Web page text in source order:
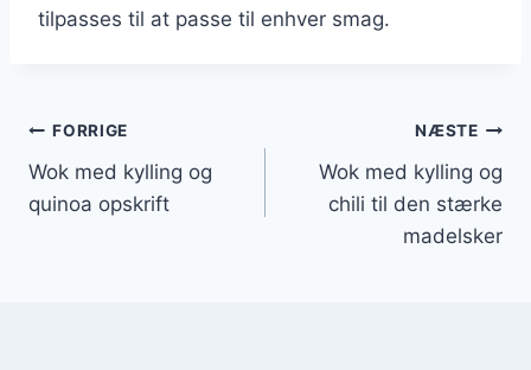
tilpasses til at passe til enhver smag.
Indlægsnavigation
FORRIGE
Wok med kylling og
quinoa opskrift
NÆSTE
Wok med kylling og
chili til den stærke
madelsker